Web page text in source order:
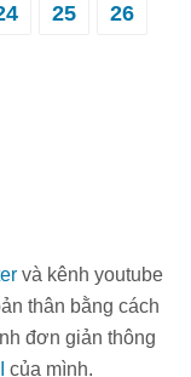
25 26
và kênh youtube
thân bằng cách
đơn giản thông
của mình.